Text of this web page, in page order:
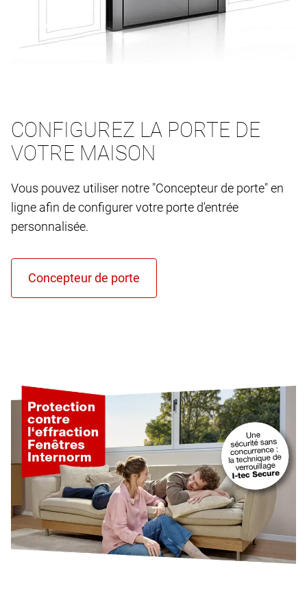
CONFIGUREZ LA PORTE DE
VOTRE MAISON
Vous pouvez utiliser notre "Concepteur de porte" en
ligne afin de configurer votre porte d'entrée
personnalisée.